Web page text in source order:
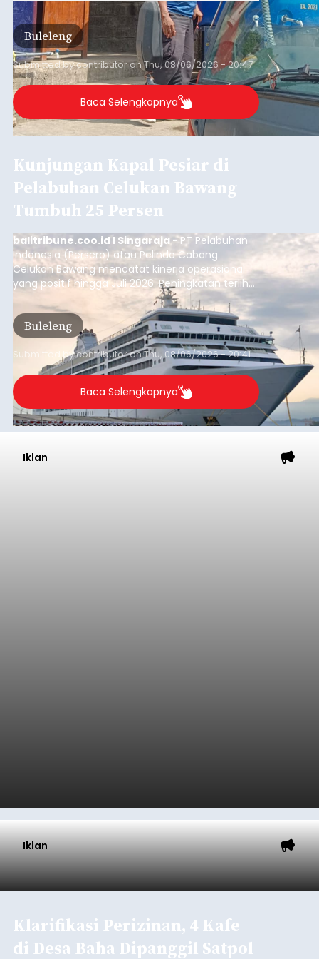
Buleleng
Submitted bycontributoronThu, 08/06/2026 - 20:47
Baca Selengkapnya
Kunjungan Kapal Pesiar di
Pelabuhan Celukan Bawang
Tumbuh 25 Persen
balitribune.coo.id I Singaraja -PT Pelabuhan
Indonesia (Persero) atau Pelindo Cabang
Celukan Bawang mencatat kinerja operasional
yang positif hingga Juli 2026. Peningkatan terlihat
dari arus kapal yang mencapai 1,48 juta Gross
Tonnage (GT), atau tumbuh 12,4 persen
dibandingkan periode yang sama tahun lalu
yang tercatat sebesar 1,32 juta GT.
Buleleng
Submitted bycontributoronThu, 08/06/2026 - 20:41
Baca Selengkapnya
Iklan
Iklan
Klarifikasi Perizinan, 4 Kafe
di Desa Baha Dipanggil Satpol